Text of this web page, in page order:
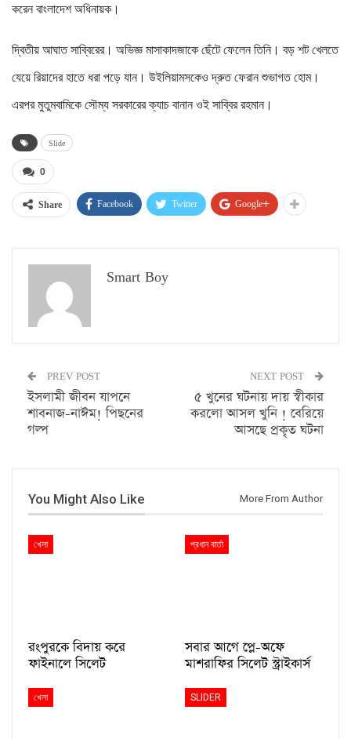
করেন বাংলাদেশ অধিনায়ক।
দ্বিতীয় আঘাত সাব্বিরের। অভিজ্ঞ মাসাকাদজাকে ছেঁটে ফেলেন তিনি। বড় শট খেলতে
যেয়ে রিয়াদের হাতে ধরা পড়ে যান। উইলিয়ামসকেও দ্রুত ফেরান শুভাগত হোম।
এরপর মুতুমবামিকে সৌম্য সরকারের ক্যাচ বানান ওই সাব্বির রহমান।
Slide
0
Share Facebook Twitter Google+
Smart Boy
PREV POST
ইসলামী জীবন যাপনে
শাবনাজ-নাঈম! পিছনের
গল্প
NEXT POST
৫ খুনের ঘটনায় দায় স্বীকার
করলো আসল খুনি ! বেরিয়ে
আসছে প্রকৃত ঘটনা
You Might Also Like More From Author
খেলা
রংপুরকে বিদায় করে
ফাইনালে সিলেট
প্রধান বার্তা
সবার আগে প্লে-অফে
মাশরাফির সিলেট স্ট্রাইকার্স
খেলা SLIDER